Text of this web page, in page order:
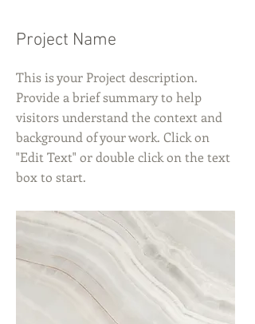
Project Name
This is your Project description.
Provide a brief summary to help
visitors understand the context and
background of your work. Click on
"Edit Text" or double click on the text
box to start.